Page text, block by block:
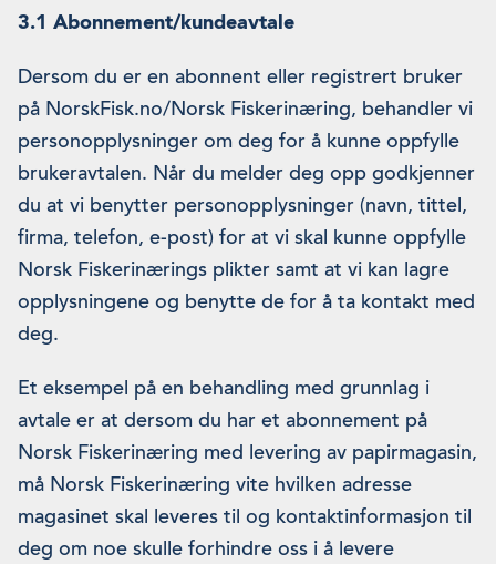
3.1 Abonnement/kundeavtale
Dersom du er en abonnent eller registrert bruker
på NorskFisk.no/Norsk Fiskerinæring, behandler vi
personopplysninger om deg for å kunne oppfylle
brukeravtalen. Når du melder deg opp godkjenner
du at vi benytter personopplysninger (navn, tittel,
firma, telefon, e-post) for at vi skal kunne oppfylle
Norsk Fiskerinærings plikter samt at vi kan lagre
opplysningene og benytte de for å ta kontakt med
deg.
Et eksempel på en behandling med grunnlag i
avtale er at dersom du har et abonnement på
Norsk Fiskerinæring med levering av papirmagasin,
må Norsk Fiskerinæring vite hvilken adresse
magasinet skal leveres til og kontaktinformasjon til
deg om noe skulle forhindre oss i å levere